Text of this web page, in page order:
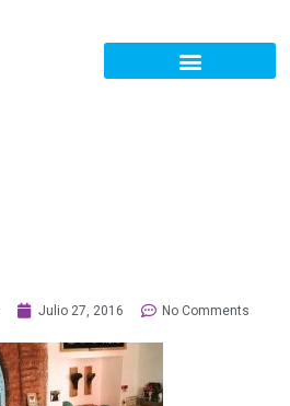
Julio 27, 2016 No Comments